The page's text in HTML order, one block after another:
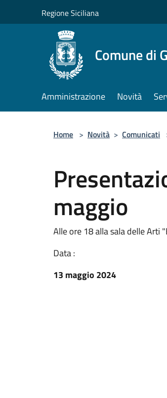
Regione Siciliana
Comune di
Amministrazione Novità
Home > Novità > Comunicati
maggio
Alle ore 18 alla sala delle Arti
Data :
13 maggio 2024